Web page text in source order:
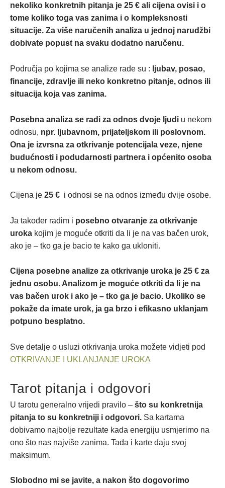
nekoliko konkretnih pitanja je 25 € ali cijena ovisi i o
tome koliko toga vas zanima i o kompleksnosti
situacije. Za više naručenih analiza u jednoj narudžbi
dobivate popust na svaku dodatno naručenu.
Područja po kojima se analize rade su : ljubav, posao,
financije, zdravlje ili neko konkretno pitanje, odnos ili
situacija koja vas zanima.
Posebna analiza se radi za odnos dvoje ljudi u nekom
odnosu, npr. ljubavnom, prijateljskom ili poslovnom.
Ona je izvrsna za otkrivanje potencijala veze, njene
budućnosti i podudarnosti partnera i općenito osoba
u nekom odnosu.
Cijena je 25 € i odnosi se na odnos između dvije osobe.
Ja također radim i posebno otvaranje za otkrivanje
uroka kojim je moguće otkriti da li je na vas bačen urok,
ako je – tko ga je bacio te kako ga ukloniti.
Cijena posebne analize za otkrivanje uroka je 25 € za
jednu osobu. Analizom je moguće otkriti da li je na
vas bačen urok i ako je – tko ga je bacio. Ukoliko se
pokaže da imate urok, ja ga brzo i efikasno uklanjam
potpuno besplatno.
Sve detalje o usluzi otkrivanja uroka možete vidjeti pod
OTKRIVANJE I UKLANJANJE UROKA
Tarot pitanja i odgovori
U tarotu generalno vrijedi pravilo – što su konkretnija
pitanja to su konkretniji i odgovori. Sa kartama
dobivamo najbolje rezultate kada energiju usmjerimo na
ono što nas najviše zanima. Tada i karte daju svoj
maksimum.
Slobodno mi se javite, a nakon što dogovorimo